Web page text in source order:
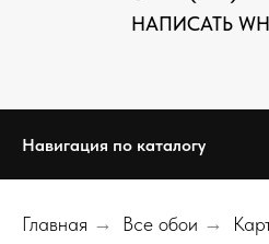
НАПИСАТЬ
Навигация по каталогу
Главная → Все обои →